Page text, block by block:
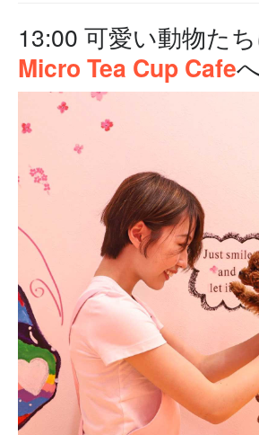
13:00 可愛い動物た
Micro Tea Cup Cafe